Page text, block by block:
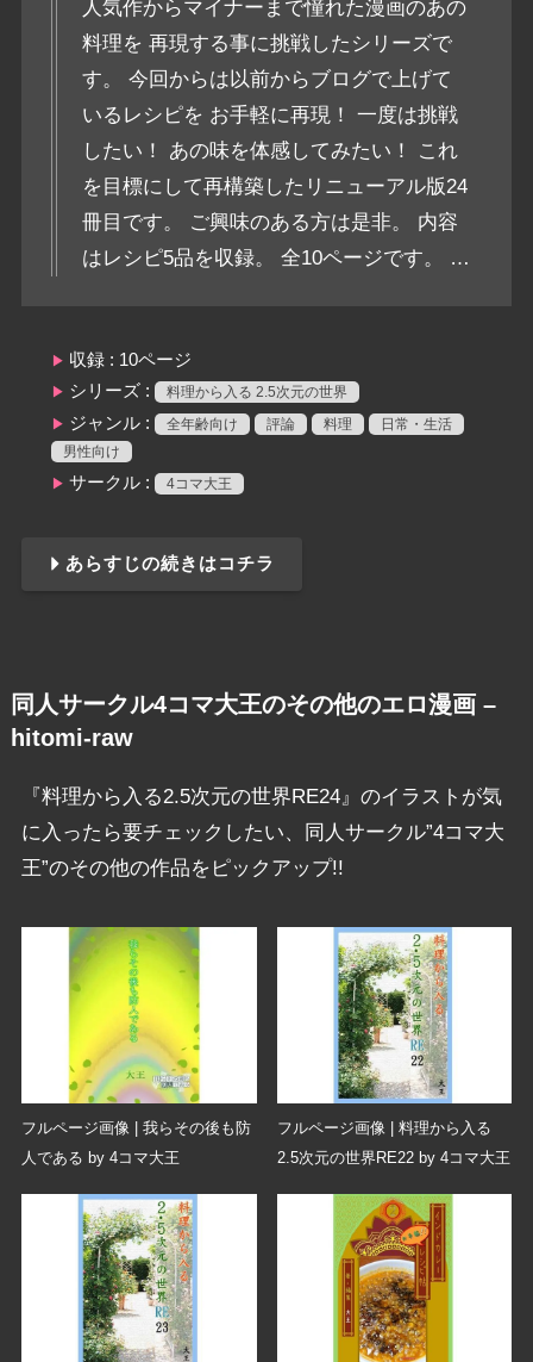
人気作からマイナーまで憧れた漫画のあの
料理を 再現する事に挑戦したシリーズで
す。 今回からは以前からブログで上げて
いるレシピを お手軽に再現！ 一度は挑戦
したい！ あの味を体感してみたい！ これ
を目標にして再構築したリニューアル版24
冊目です。 ご興味のある方は是非。 内容
はレシピ5品を収録。 全10ページです。 …
収録 : 10ページ
シリーズ :
料理から入る 2.5次元の世界
ジャンル : 全年齢向け 評論 料理
日常・生活
男性向け
サークル : 4コマ大王
あらすじの続きはコチラ
同人サークル4コマ大王のその他のエロ漫画 –
hitomi-raw
『料理から入る2.5次元の世界RE24』のイラストが気
に入ったら要チェックしたい、同人サークル”4コマ大
王”のその他の作品をピックアップ!!
フルページ画像 | 我らその後も防
人である by 4コマ大王
フルページ画像 | 料理から入る
2.5次元の世界RE22 by 4コマ大王